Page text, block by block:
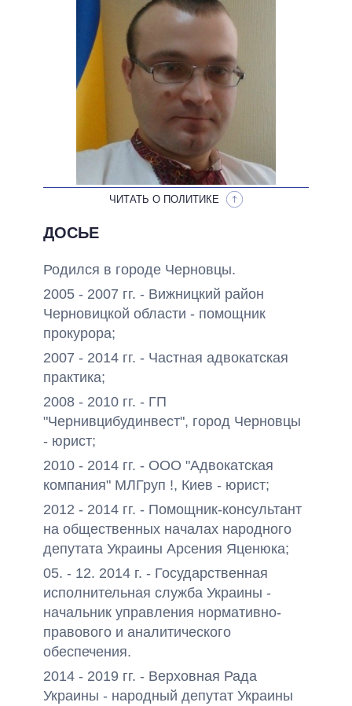
НЕВЫПОЛНЕННЫЕ ОБЕЩАНИЯ
ОБЕЩАНИЯ В ПРОЦЕССЕ
ВСЕ ОБЕЩАНИЯ
АРХИВНЫЕ ОБЕЩАНИЯ
ЧИТАТЬ О ПОЛИТИКЕ
ДОСЬЕ
Родился в городе Черновцы.
2005 - 2007 гг. - Вижницкий район
Черновицкой области - помощник
прокурора;
2007 - 2014 гг. - Частная адвокатская
практика;
2008 - 2010 гг. - ГП
"Чернивцибудинвест", город Черновцы
- юрист;
2010 - 2014 гг. - ООО "Адвокатская
компания" МЛГруп !, Киев - юрист;
2012 - 2014 гг. - Помощник-консультант
на общественных началах народного
депутата Украины Арсения Яценюка;
05. - 12. 2014 г. - Государственная
исполнительная служба Украины -
начальник управления нормативно-
правового и аналитического
обеспечения.
2014 - 2019 гг. - Верховная Рада
Украины - народный депутат Украины